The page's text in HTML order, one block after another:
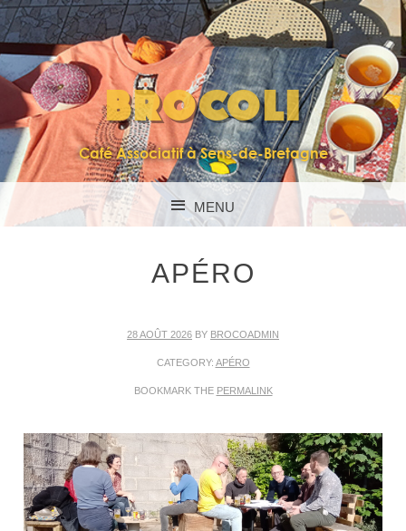
BROCOLI
Café Associatif à Sens-de-Bretagne
MENU
APÉRO
28 AOÛT 2026 BY BROCOADMIN
CATEGORY: APÉRO
BOOKMARK THE PERMALINK